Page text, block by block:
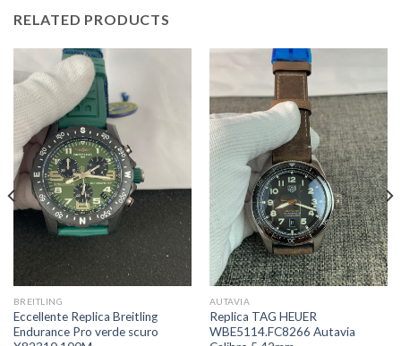
RELATED PRODUCTS
BREITLING
Eccellente Replica Breitling
Endurance Pro verde scuro
AUTAVIA
Replica TAG HEUER
WBE5114.FC8266 Autavia